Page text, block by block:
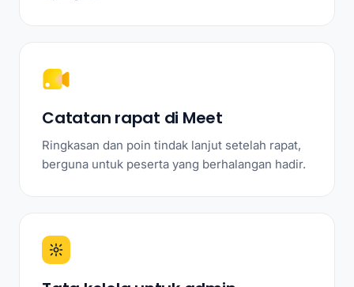
Catatan rapat di Meet
Ringkasan dan poin tindak lanjut setelah rapat,
berguna untuk peserta yang berhalangan hadir.